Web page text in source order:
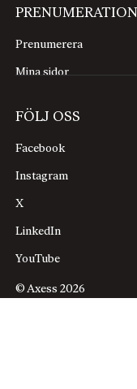
PRENUMERATION
Prenumerera
Mina sidor
FÖLJ OSS
Facebook
Instagram
X
LinkedIn
YouTube
© Axess 2026